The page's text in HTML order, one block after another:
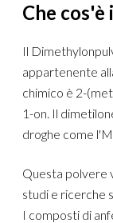
Che
Il
appartenente
chimico è 2-
1-on. Il
droghe come
Questa polvere
studi e ricerche
I composti di